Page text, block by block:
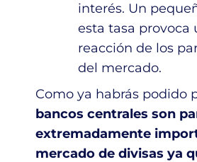
interés. Un
esta tasa provoca
reacción de los
del mercado.
Como ya habrás podido
bancos centrales son
extremadamente
mercado de divisas ya